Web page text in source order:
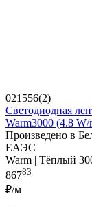
021556(2)
Светодиодная
Warm3000 (4.8
Произведено в
ЕАЭС
Warm | Тёплый
86783
₽/м